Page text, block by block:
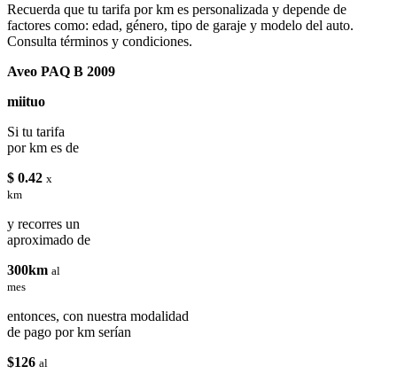
Recuerda que tu tarifa por km es personalizada y depende de
factores como: edad, género, tipo de garaje y modelo del auto.
Consulta términos y condiciones.
Aveo PAQ B 2009
miituo
Si tu tarifa
por km es de
$ 0.42 x
km
y recorres un
aproximado de
300km al
mes
entonces, con nuestra modalidad
de pago por km serían
$126 al